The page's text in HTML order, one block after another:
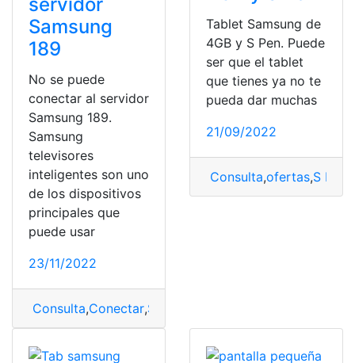
Samsung
189
No se puede
conectar al servidor
Samsung 189.
Samsung
televisores
inteligentes son uno
de los dispositivos
principales que
puede usar
23/11/2022
Consulta,Conectar,Samsung
Tablet Samsung de
4GB y S Pen. Puede
ser que el tablet
que tienes ya no te
pueda dar muchas
21/09/2022
Consulta,ofertas,S Pen